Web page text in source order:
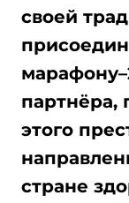
своей
партнёра,
этого
стране